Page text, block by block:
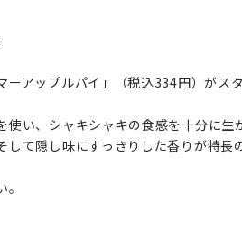
アップルパイ」（税込334円）がス
い、シャキシャキの食感を十分に
て隠し味にすっきりした香りが特長